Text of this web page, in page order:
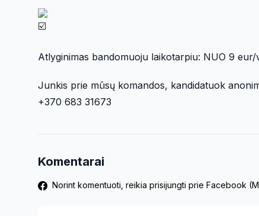
Atlyginimas bandomuoju laikotarpiu: NUO 9 eur/
Junkis prie mūsų komandos, kandidatuok
+370 683 31673
Komentarai
Norint komentuoti, reikia prisijungti prie Facebook